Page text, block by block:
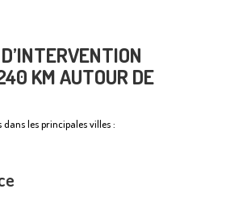
KM AUTOUR DE
dans les principales villes :